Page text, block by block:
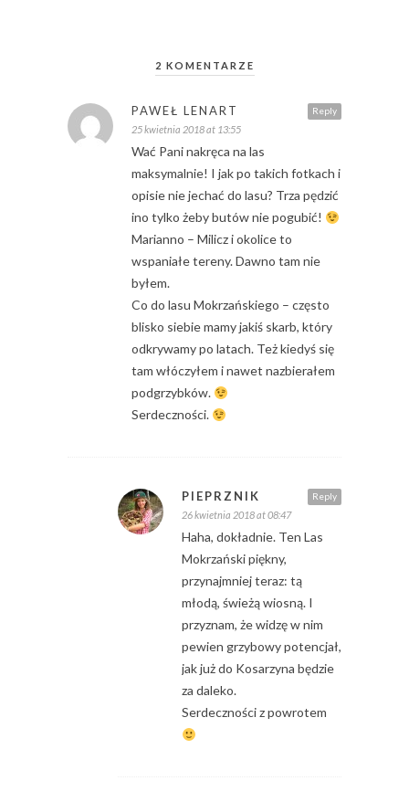
2 KOMENTARZE
Reply
PAWEŁ LENART
25 kwietnia 2018 at 13:55
Wać Pani nakręca na las
maksymalnie! I jak po takich fotkach i
opisie nie jechać do lasu? Trza pędzić
ino tylko żeby butów nie pogubić!
Marianno – Milicz i okolice to
wspaniałe tereny. Dawno tam nie
byłem.
Co do lasu Mokrzańskiego – często
blisko siebie mamy jakiś skarb, który
odkrywamy po latach. Też kiedyś się
tam włóczyłem i nawet nazbierałem
podgrzybków.
Serdeczności.
Reply
PIEPRZNIK
26 kwietnia 2018 at 08:47
Haha, dokładnie. Ten Las
Mokrzański piękny,
przynajmniej teraz: tą
młodą, świeżą wiosną. I
przyznam, że widzę w nim
pewien grzybowy potencjał,
jak już do Kosarzyna będzie
za daleko.
Serdeczności z powrotem